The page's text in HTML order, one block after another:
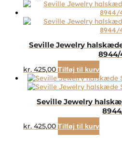
Seville Jewelry
8944/
kr. 425,00 Tilføj til kurv
Seville Jewelry
kr. 425,00 Tilføj til kurv